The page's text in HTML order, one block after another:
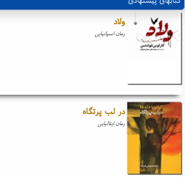
ولاد
رمان اسپانیایی
در لب پرتگاه
رمان ایتالیایی